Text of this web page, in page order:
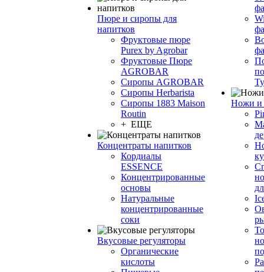
Пюре и сиропы для
напитков
Фруктовые пюре
Purex by Agrobar
Фруктовые Пюре
AGROBAR
Сиропы AGROBAR
Сиропы Herbarista
Сиропы 1883 Maison
Routin
+ ЕЩЕ
Концентраты напитков
Кордиалы
ESSENCE
Концентрированные
основы
Натуральные
концентрированные
соки
Вкусовые регуляторы
Органические
кислоты
Ножи и